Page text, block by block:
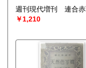
週刊現代増刊 連合赤
￥1,210